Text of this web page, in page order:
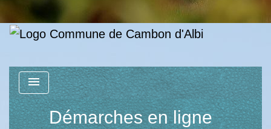
menu
Démarches en ligne